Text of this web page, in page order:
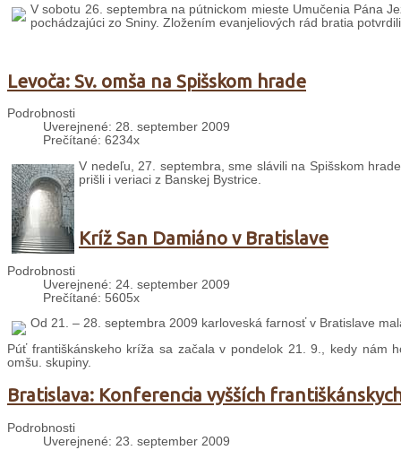
V sobotu 26. septembra na pútnickom mieste Umučenia Pána
pochádzajúci zo Sniny. Zložením evanjeliových rád bratia
Levoča: Sv. omša na Spišskom hrade
Podrobnosti
Uverejnené: 28. september 2009
Prečítané: 6234x
V nedeľu, 27. septembra, sme slávili na Spišskom
prišli i veriaci z Banskej Bystrice.
Kríž San Damiáno v Bratislave
Podrobnosti
Uverejnené: 24. september 2009
Prečítané: 5605x
Od 21. – 28. septembra 2009 karloveská farnosť v Bratislave
Púť františkánskeho kríža sa začala v pondelok 21. 9., kedy nám
omšu. skupiny.
Bratislava: Konferencia vyšších
Podrobnosti
Uverejnené: 23. september 2009